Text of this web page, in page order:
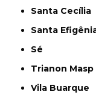
Santa Cecília
Santa
Sé
Trianon Masp
Vila Buarque